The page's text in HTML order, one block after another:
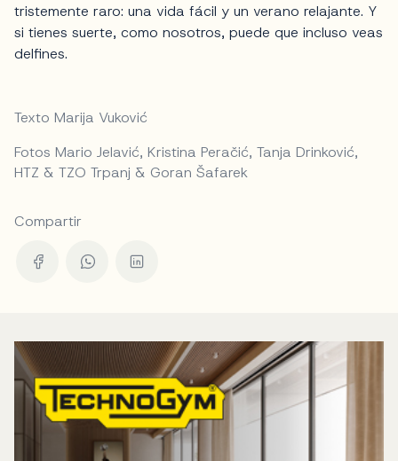
tristemente raro: una vida fácil y un verano relajante. Y
si tienes suerte, como nosotros, puede que incluso veas
delfines.
Texto Marija Vuković
Fotos Mario Jelavić, Kristina Peračić, Tanja Drinković,
HTZ & TZO Trpanj & Goran Šafarek
Compartir